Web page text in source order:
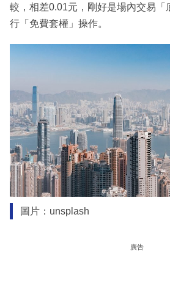
較，相差0.01元，剛好是場內交易「
行「免費套權」操作。
圖片：unsplash
廣告